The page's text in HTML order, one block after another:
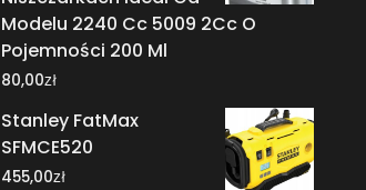
Modelu 2240 Cc 5009 2Cc O
Pojemności 200 Ml
80,00zł
Stanley FatMax
SFMCE520
455,00zł